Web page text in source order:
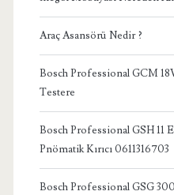
Araç Asansörü Nedir ?
Bosch Professional GCM
Testere
Bosch Professional GSH 11
Pnömatik Kırıcı 0611316703
Bosch Professional GSG